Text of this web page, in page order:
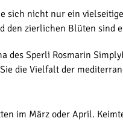
sich nicht nur ein
zierlichen Blüten sind
des Sperli Rosmarin
die Vielfalt der
im März oder April.